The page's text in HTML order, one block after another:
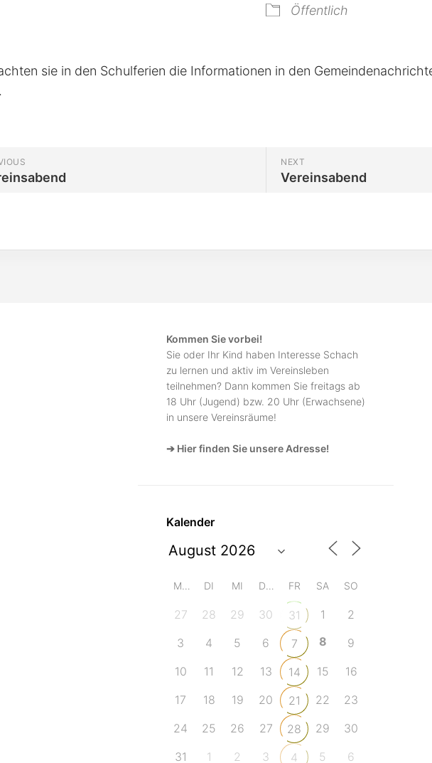
Öffentlich
sie in den Schulferien die Informationen in den
NEXT
Vereinsabend
Kommen Sie vorbei!
Sie oder Ihr Kind haben Interesse Schach
zu lernen und aktiv im Vereinsleben
teilnehmen? Dann kommen Sie freitags ab
18 Uhr (Jugend) bzw. 20 Uhr (Erwachsene)
in unsere Vereinsräume!
➔ Hier finden Sie unsere Adresse!
Kalender
MO DI MI DO FR SA SO
27 28 29 30 31 1
2
3
4 5 6 7 8
9
10
11 12 13 14 15
16
17
18 19 20 21 22
23
24
25 26 27 28 29
30
31
1 2 3 4 5 6